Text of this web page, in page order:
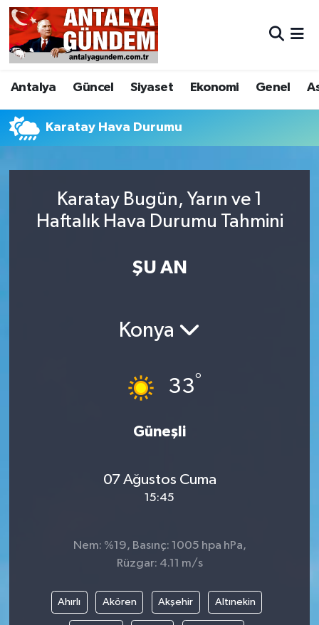
Antalya Güncel Siyaset Ekonomi Genel
Karatay Hava Durumu
Karatay Bugün, Yarın ve 1
Haftalık Hava Durumu Tahmini
ŞU AN
Konya
33°
Güneşli
07 Ağustos Cuma
15:45
Nem: %19, Basınç: 1005 hpa hPa,
Rüzgar: 4.11 m/s
Ahırlı Akören Akşehir Altınekin
Antalya
Asayiş
Bilim & Teknoloji
EĞİTİM
Antalya Nöbetçi Eczaneler
Antalya Hava Durumu
Antalya Namaz Vakitleri
Süper Lig Puan Durumu ve Fikstür
Son Dakika Haberleri